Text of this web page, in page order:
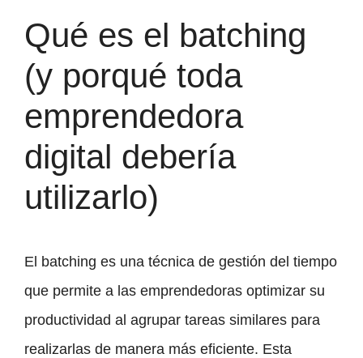
Qué es el batching
(y porqué toda
emprendedora
digital debería
utilizarlo)
El batching es una técnica de gestión del tiempo
que permite a las emprendedoras optimizar su
productividad al agrupar tareas similares para
realizarlas de manera más eficiente. Esta